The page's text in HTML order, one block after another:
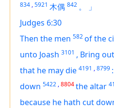
834 ,5921 木偶 842 。
」
Judges 6:30
Then the men 582of the
unto Joash 3101 , Bring out
that he may die 4191 ,8799 :
down 5422 ,8804the altar
because he hath cut